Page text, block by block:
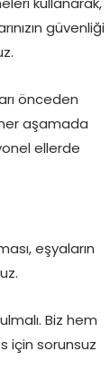
güvenliği
önceden
aşamada
ellerde
eşyaların
Biz hem
için sorunsuz